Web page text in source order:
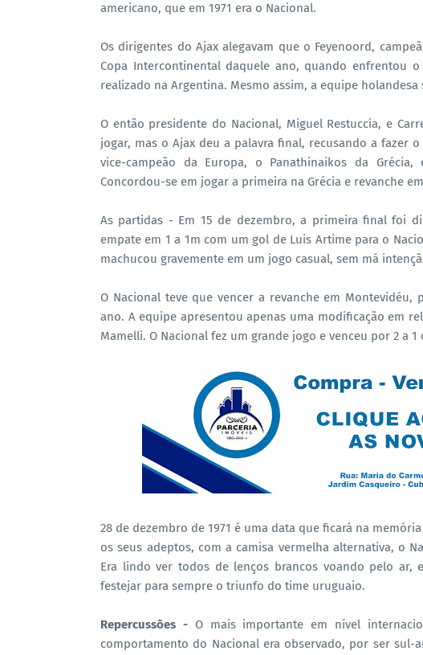
americano, que em 1971 era o Nacional.
Os dirigentes do Ajax alegavam que o Feyenoord,
Copa Intercontinental daquele ano, quando enfrentou
realizado na Argentina. Mesmo assim, a equipe
O então presidente do Nacional, Miguel Restuccia, e
jogar, mas o Ajax deu a palavra final, recusando a fazer
vice-campeão da Europa, o Panathinaikos da
Concordou-se em jogar a primeira na Grécia e revanche
As partidas - Em 15 de dezembro, a primeira final foi
empate em 1 a 1m com um gol de Luis Artime para o
machucou gravemente em um jogo casual, sem má
O Nacional teve que vencer a revanche em
ano. A equipe apresentou apenas uma modificação em
Mamelli. O Nacional fez um grande jogo e venceu por 2 a
28 de dezembro de 1971 é uma data que ficará na
os seus adeptos, com a camisa vermelha alternativa, o
Era lindo ver todos de lenços brancos voando pelo ar,
festejar para sempre o triunfo do time uruguaio.
Repercussões - O mais importante em nível
comportamento do Nacional era observado, por ser